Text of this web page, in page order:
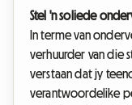
Stel 'n soliede
In terme van
verhuurder van die
verstaan dat jy
verantwoordelike